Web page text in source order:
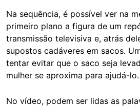
Na sequência, é possível ver na
primeiro plano a figura de um
transmissão televisiva e, atrás
supostos cadáveres em sacos.
tentar evitar que o saco seja
mulher se aproxima para ajudá-lo.
No vídeo, podem ser lidas as